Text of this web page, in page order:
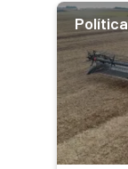
Política